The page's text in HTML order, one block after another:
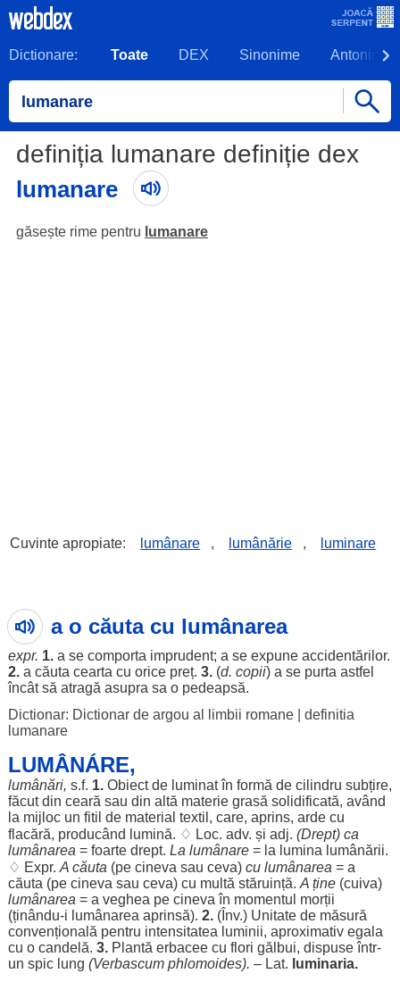
Dictionare: Toate DEX Sinonime Antonime
definiția lumanare definiție dex
lumanare
găsește rime pentru lumanare
Cuvinte apropiate: lumânare , lumânărie , luminare
a o căuta cu lumânarea
expr. 1.a se comporta imprudent; a se expune accidentărilor.
2.a căuta cearta cu orice preț. 3.(d. copii) a se purta astfel
încâtsă atragă asupra sa o pedeapsă.
Dictionar: Dictionar de argou al limbii romane| definitia
lumanare
LUMÂNÁRE,
lumânări, s.f. 1. Obiectde luminatîn formă de cilindru subțire,
făcutdin ceară sau din altă materie grasă solidificată, având
la mijlocun fitil de material textil , care, aprins, ardecu
flacără, producând lumină. ♢ Loc. adv. și adj. (Drept) ca
lumânarea = foarte drept. La lumânare= la lumina lumânării.
♢ Expr. A căuta (pe cineva sau ceva) cu lumânarea = a
căuta (pe cineva sau ceva) cu multă stăruință. A ține(cuiva)
lumânarea = a veghea pe cineva în momentul morții
(ținându-i lumânarea aprinsă). 2.(Înv.) Unitatede măsură
convențională pentru intensitatea luminii, aproximativ egala
cu o candelă. 3. Plantă erbaceecu flori gălbui, dispuseîntr-
un spic lung (Verbascum phlomoides). – Lat. luminaria.